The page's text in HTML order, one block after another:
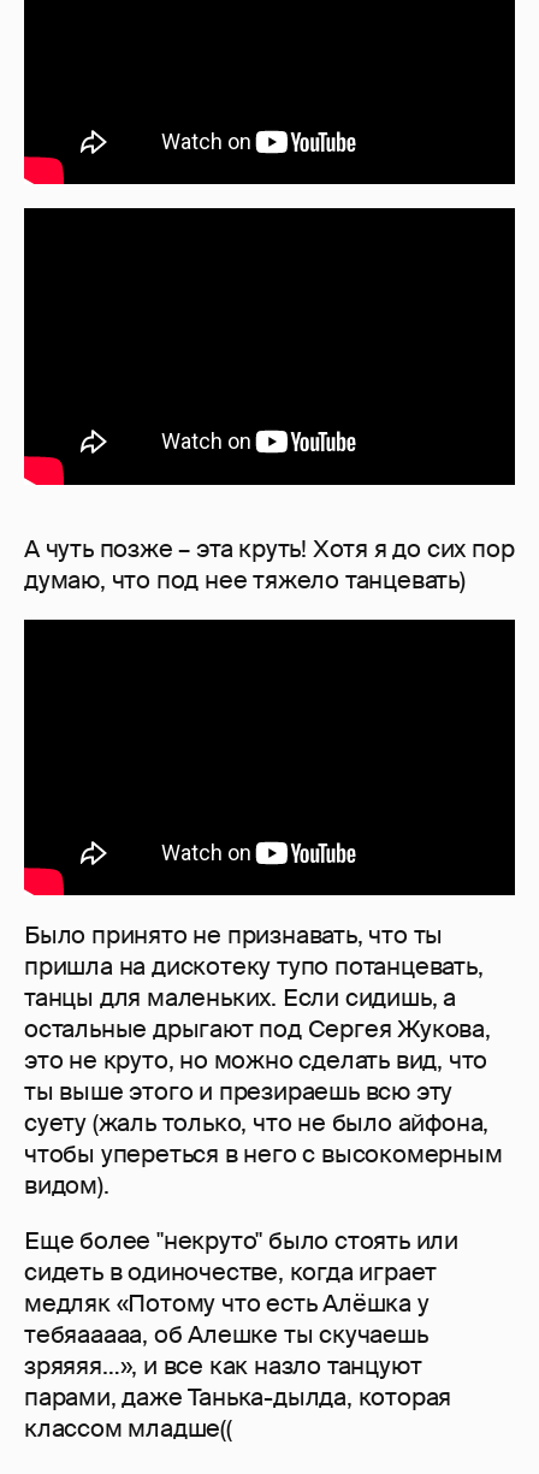
А чуть позже – эта круть! Хотя я до сих пор
думаю, что под нее тяжело танцевать)
Было принято не признавать, что ты
пришла на дискотеку тупо потанцевать,
танцы для маленьких. Если сидишь, а
остальные дрыгают под Сергея Жукова,
это не круто, но можно сделать вид, что
ты выше этого и презираешь всю эту
суету (жаль только, что не было айфона,
чтобы упереться в него с высокомерным
видом).
Еще более "некруто" было стоять или
сидеть в одиночестве, когда играет
медляк «Потому что есть Алёшка у
тебяааааа, об Алешке ты скучаешь
зряяяя…», и все как назло танцуют
парами, даже Танька-дылда, которая
классом младше((